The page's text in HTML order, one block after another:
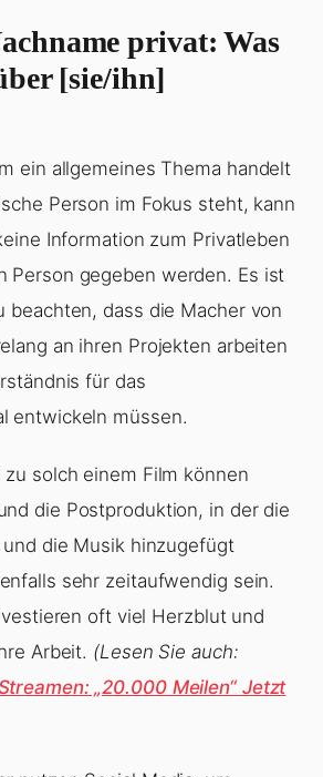
privat: Was
[sie/ihn]
ein allgemeines Thema handelt
Person im Fokus steht, kann
Information zum Privatleben
Person gegeben werden. Es ist
beachten, dass die Macher von
an ihren Projekten arbeiten
für das
entwickeln müssen.
zu solch einem Film können
die Postproduktion, in der die
die Musik hinzugefügt
sehr zeitaufwendig sein.
oft viel Herzblut und
Arbeit. (Lesen Sie auch:
„20.000 Meilen“ Jetzt